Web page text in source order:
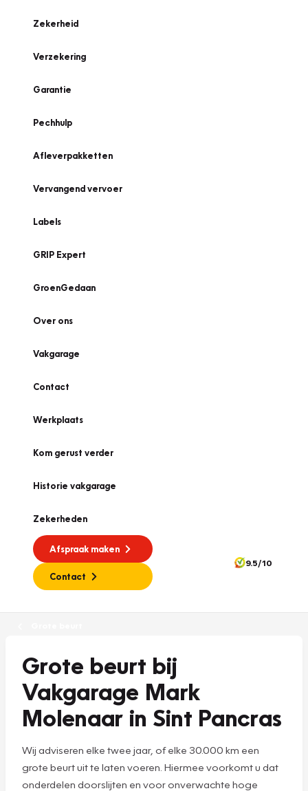
Zekerheid
Verzekering
Garantie
Pechhulp
Afleverpakketten
Vervangend vervoer
Labels
GRIP Expert
GroenGedaan
Over ons
Vakgarage
Contact
Werkplaats
Kom gerust verder
Historie vakgarage
Zekerheden
Afspraak maken
Contact
9.5/10
Grote beurt bij
Vakgarage Mark
Molenaar in Sint Pancras
Wij adviseren elke twee jaar, of elke 30.000 km een
grote beurt uit te laten voeren. Hiermee voorkomt u dat
onderdelen doorslijten en voor onverwachte hoge